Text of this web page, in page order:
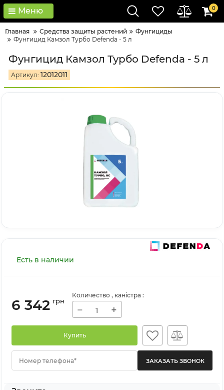
Меню 0
Главная Средства защиты растений
Фунгициды
Фунгицид Камзол Турбо Defenda - 5 л
Фунгицид Камзол Турбо Defenda - 5 л
Артикул: 12012011
Есть в наличии
6 342 грн
Количество , каністра :
− +
Купить
Номер телефона*